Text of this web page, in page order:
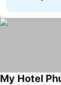
My Hotel